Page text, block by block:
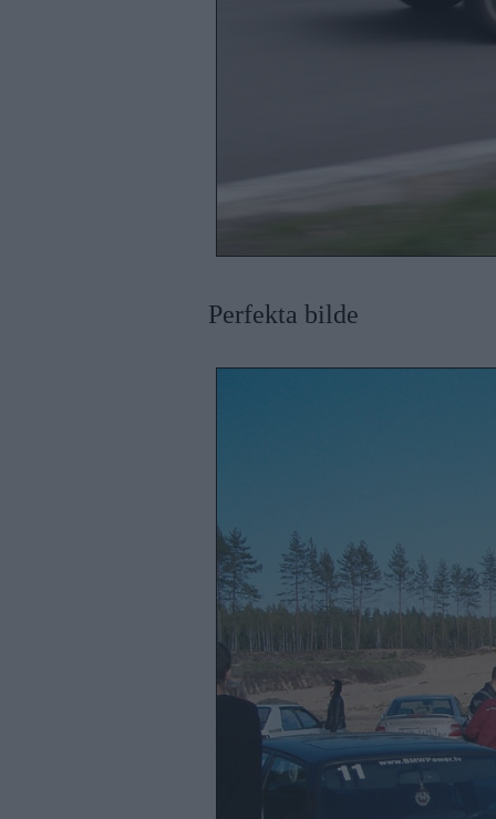
Perfekta bilde